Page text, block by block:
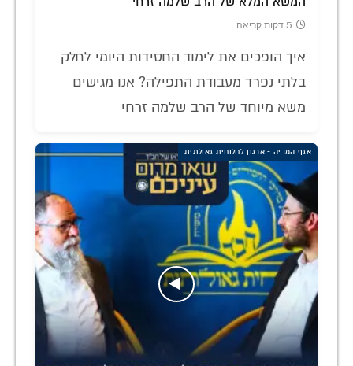
5 דקות קריאה
איך הופכים את לימוד החסידות היומי לחלק
בלתי נפרד מעבודת התפילה? אנו מגישים
משא מיוחד של הרב שלמה זרחי
אגף המדיה - ארגון לחלוחית גאולתית